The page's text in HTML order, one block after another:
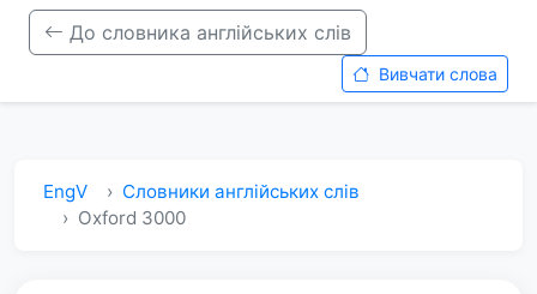
До словника англійських слів
Вивчати слова
EngV
Словники англійських слів
Oxford 3000